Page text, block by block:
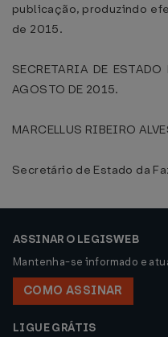
publicação, produzindo
de 2015.
SECRETARIA DE
AGOSTO DE 2015.
MARCELLUS RIBEIRO
Secretário de Estado da
ASSINAR O LEGISWEB
Mantenha-se informado e
COMO ASSINAR
LIGUE GRÁTIS